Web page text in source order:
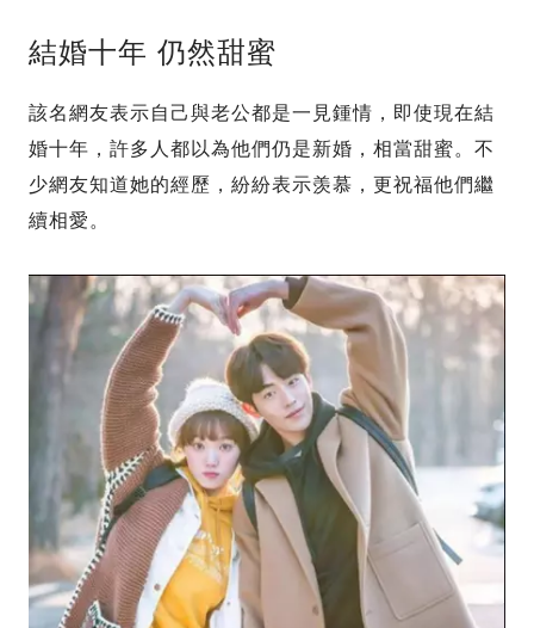
結婚十年 仍然甜蜜
該名網友表示自己與老公都是一見鍾情，即使現在結
婚十年，許多人都以為他們仍是新婚，相當甜蜜。不
少網友知道她的經歷，紛紛表示羡慕，更祝福他們繼
續相愛。